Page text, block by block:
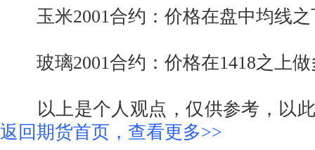
玉米2001合约：价格在盘中均线之
玻璃2001合约：价格在1418之上做
以上是个人观点，仅供参考，以此
返回期货首页，查看更多>>